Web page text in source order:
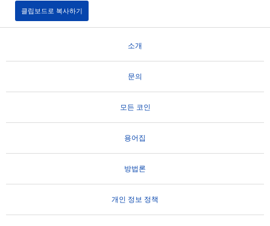
클립보드로 복사하기
소개
문의
모든 코인
용어집
방법론
개인 정보 정책